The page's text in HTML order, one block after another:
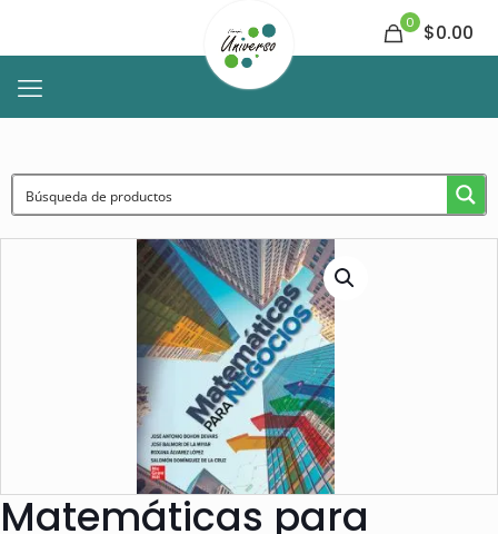
0 $0.00
Matemáticas para